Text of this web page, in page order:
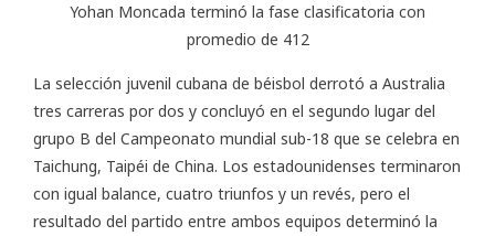
Yohan Moncada terminó la fase clasificatoria con
promedio de 412
La selección juvenil cubana de béisbol derrotó a Australia
tres carreras por dos y concluyó en el segundo lugar del
grupo B del Campeonato mundial sub-18 que se celebra en
Taichung, Taipéi de China. Los estadounidenses terminaron
con igual balance, cuatro triunfos y un revés, pero el
resultado del partido entre ambos equipos determinó la